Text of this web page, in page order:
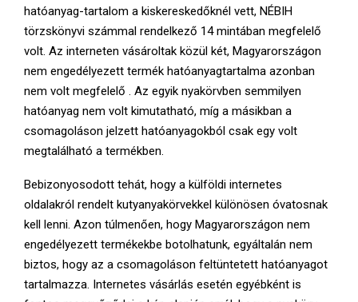
hatóanyag-tartalom a kiskereskedőknél vett, NÉBIH
törzskönyvi számmal rendelkező 14 mintában megfelelő
volt. Az interneten vásároltak közül két, Magyarországon
nem engedélyezett termék hatóanyagtartalma azonban
nem volt megfelelő . Az egyik nyakörvben semmilyen
hatóanyag nem volt kimutatható, míg a másikban a
csomagoláson jelzett hatóanyagokból csak egy volt
megtalálható a termékben.
Bebizonyosodott tehát, hogy a külföldi internetes
oldalakról rendelt kutyanyakörvekkel különösen óvatosnak
kell lenni. Azon túlmenően, hogy Magyarországon nem
engedélyezett termékekbe botolhatunk, egyáltalán nem
biztos, hogy az a csomagoláson feltüntetett hatóanyagot
tartalmazza. Internetes vásárlás esetén egyébként is